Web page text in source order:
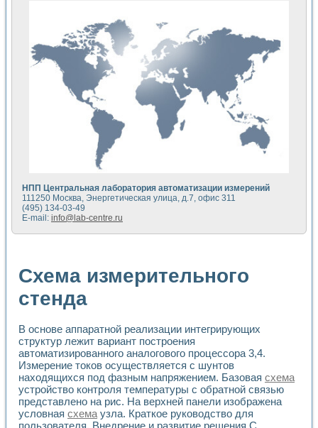
Разработка автоматизированного стенда для измерения
Применение среды LabVIEW для построения картины
Портативная система для определения показателей
Использование LabVIEW для управления источником
Устройство для снятия вольт-амперных характеристик
Передовые научные технологии: нано-, фемто-,
Автоматизированная установка по измерению временных
Автоматизированный лабораторный комплекс на базе
Визуализация моделирования и оптимизации тепловой
Виртуальный прибор для исследования функциональных
Исследование возможности создания экономичного
Исследование кинетики движения макрочастиц в
Метод прогнозирования свойств дисперсных продуктов
Недорогая система управления сверхпроводящим
Применение технологий NI в курсе экспериментальной
Расчет переноса аэрозоля и выпадения осадка в
Применение NI VISION для геометрического анализа в
Система температурной стабилизации
Управление движением с помощью программно -
Система управления асинхронным тиристорным
Лазерный профилометр
Применение средств NATIONAL INSTRUMENTS для
Разработка автоматизированного стенда для
Автоматизированный стенд рентгеновской диагностики
Высокочувствительные оптоэлектронные
Установка для измерения диэлектрических свойств
Исследование кинетики зарождения и развития
НПП Центральная лаборатория автоматизации измерений
111250 Москва, Энергетическая улица, д.7, офис 311
(495) 134-03-49
E-mail: info@lab-centre.ru
Схема измерительного
стенда
В основе аппаратной реализации интегрирующих
структур лежит вариант построения
автоматизированного аналогового процессора 3,4.
Измерение токов осуществляется с шунтов
находящихся под фазным напряжением. Базовая схема
устройство контроля температуры с обратной связью
представлено на рис. На верхней панели изображена
условная схемаузла. Краткое руководство для